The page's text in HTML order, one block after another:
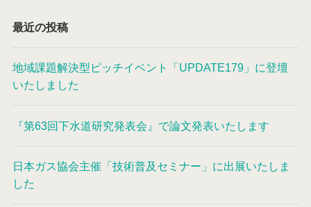
最近の投稿
地域課題解決型ピッチイベント「UPDATE179」に登壇
いたしました
『第63回下水道研究発表会』で論文発表いたします
日本ガス協会主催「技術普及セミナー」に出展いたしま
した